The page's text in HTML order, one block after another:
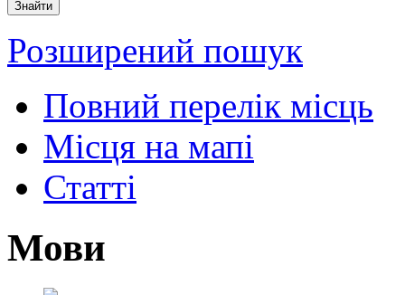
Розширений пошук
Повний перелік місць
Місця на мапі
Статті
Мови